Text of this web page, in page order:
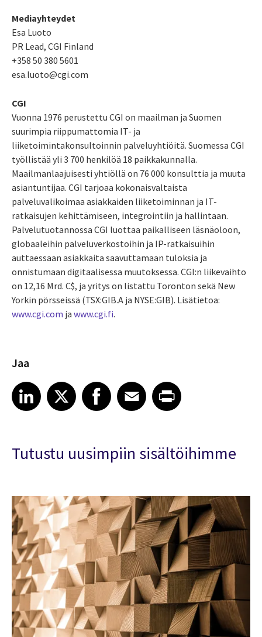
Mediayhteydet
Esa Luoto
PR Lead, CGI Finland
+358 50 380 5601
esa.luoto@cgi.com
CGI
Vuonna 1976 perustettu CGI on maailman ja Suomen
suurimpia riippumattomia IT- ja
liiketoimintakonsultoinnin palveluyhtiöitä. Suomessa CGI
työllistää yli 3 700 henkilöä 18 paikkakunnalla.
Maailmanlaajuisesti yhtiöllä on 76 000 konsulttia ja muuta
asiantuntijaa. CGI tarjoaa kokonaisvaltaista
palveluvalikoimaa asiakkaiden liiketoiminnan ja IT-
ratkaisujen kehittämiseen, integrointiin ja hallintaan.
Palvelutuotannossa CGI luottaa paikalliseen läsnäoloon,
globaaleihin palveluverkostoihin ja IP-ratkaisuihin
auttaessaan asiakkaita saavuttamaan tuloksia ja
onnistumaan digitaalisessa muutoksessa. CGI:n liikevaihto
on 12,16 Mrd. C$, ja yritys on listattu Toronton sekä New
Yorkin pörsseissä (TSX:GIB.A ja NYSE:GIB). Lisätietoa:
www.cgi.com ja www.cgi.fi.
Jaa
Share article on LinkedIn
LinkedIn
Share article on XShare article on Facebook
Facebook
Share article on Email
EmailShare article on Print
Tutustu uusimpiin sisältöihimme